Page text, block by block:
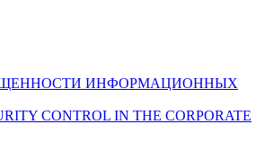
ИНФОРМАЦИОННЫХ
CONTROL IN THE CORPORATE